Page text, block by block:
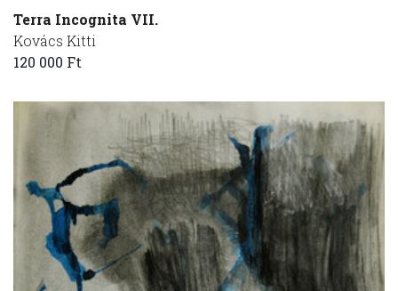
Terra Incognita VII.
Kovács Kitti
120 000 Ft